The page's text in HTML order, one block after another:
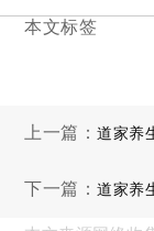
本文标签
上一篇：道家养
下一篇：道家养